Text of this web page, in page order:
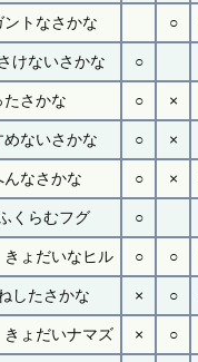
トなさかな ○
けないさかな ○
さかな ○ ×
ないさかな ○ ×
なさかな ○ ×
くらむフグ ○
ょだいなヒル ○ ○
したさかな × ○
ょだいナマズ × ○